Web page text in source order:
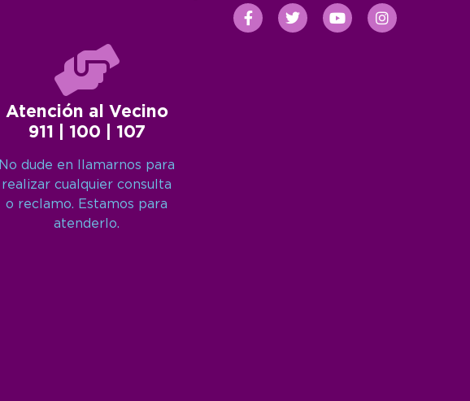
Atención al Vecino
911 | 100 | 107
No dude en llamarnos para
realizar cualquier consulta
o reclamo. Estamos para
atenderlo.